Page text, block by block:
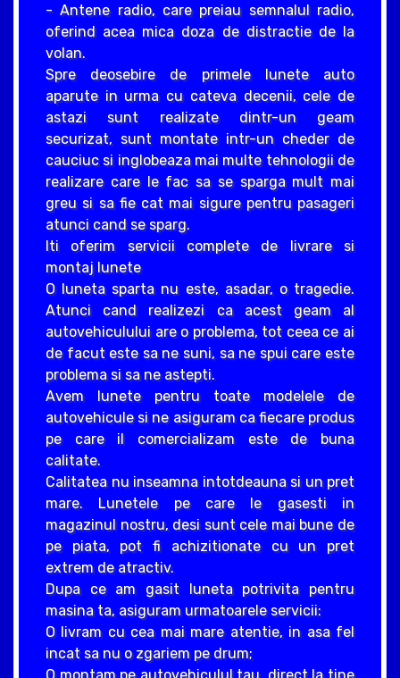
- Antene radio, care preiau semnalul radio,
oferind acea mica doza de distractie de la
volan.
Spre deosebire de primele lunete auto
aparute in urma cu cateva decenii, cele de
astazi sunt realizate dintr-un geam
securizat, sunt montate intr-un cheder de
cauciuc si inglobeaza mai multe tehnologii de
realizare care le fac sa se sparga mult mai
greu si sa fie cat mai sigure pentru pasageri
atunci cand se sparg.
Iti oferim servicii complete de livrare si
montaj lunete
O luneta sparta nu este, asadar, o tragedie.
Atunci cand realizezi ca acest geam al
autovehiculului are o problema, tot ceea ce ai
de facut este sa ne suni, sa ne spui care este
problema si sa ne astepti.
Avem lunete pentru toate modelele de
autovehicule si ne asiguram ca fiecare produs
pe care il comercializam este de buna
calitate.
Calitatea nu inseamna intotdeauna si un pret
mare. Lunetele pe care le gasesti in
magazinul nostru, desi sunt cele mai bune de
pe piata, pot fi achizitionate cu un pret
extrem de atractiv.
Dupa ce am gasit luneta potrivita pentru
masina ta, asiguram urmatoarele servicii:
O livram cu cea mai mare atentie, in asa fel
incat sa nu o zgariem pe drum;
O montam pe autovehiculul tau, direct la tine